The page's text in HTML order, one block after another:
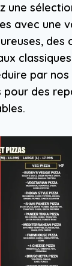
une
avec une
des
par
des